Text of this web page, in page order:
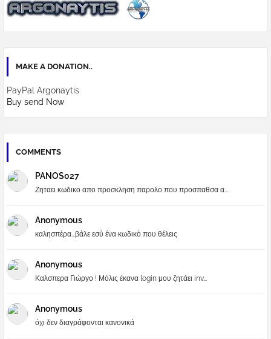
MAKE A DONATION..
PayPal Argonaytis
Buy send Now
COMMENTS
PANOS027
Ζηταει κωδικο απο προσκληση παρολο που προσπαθσα α...
Anonymous
καλησπέρα...βάλε εσύ ένα κωδικό που θέλεις
Anonymous
Καλσπερα Γιώργο ! Μόλις έκανα login μου ζητάει inv...
Anonymous
όχι δεν διαγράφονται κανονικά